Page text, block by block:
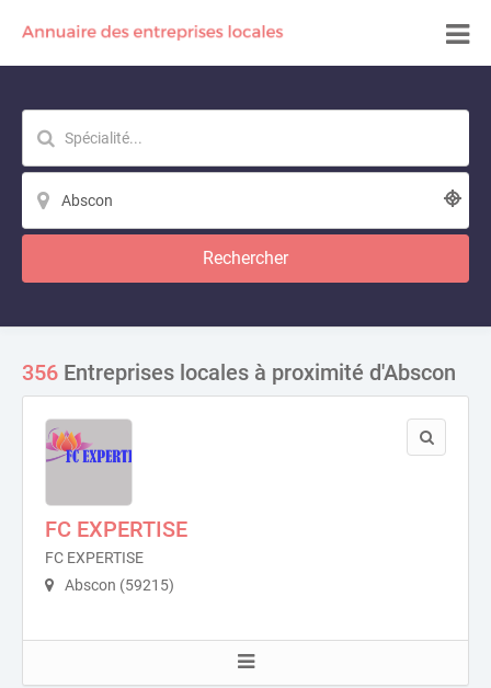
Rechercher
356 Entreprises locales à proximité d'Abscon
FC EXPERTISE
FC EXPERTISE
Abscon (59215)